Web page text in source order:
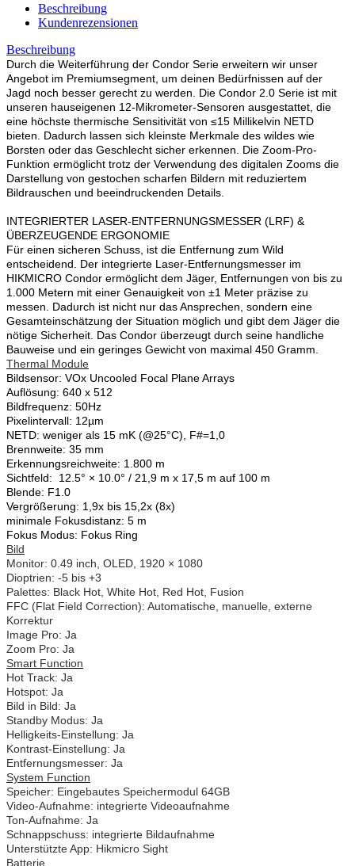
Beschreibung
Kundenrezensionen
Beschreibung
Durch die Weiterführung der Condor Serie erweitern wir unser
Angebot im Premiumsegment, um deinen Bedürfnissen auf der
Jagd noch besser gerecht zu werden. Die Condor 2.0 Serie ist mit
unseren hauseigenen 12-Mikrometer-Sensoren ausgestattet, die
eine höchste thermische Sensitivität von ≤15 Millikelvin NETD
bieten. Dadurch lassen sich kleinste Merkmale des wildes wie
Borsten oder das Geschlecht sicher erkennen. Die Zoom-Pro-
Funktion ermöglicht trotz der Verwendung des digitalen Zooms die
Darstellung von gestochen scharfen Bildern mit reduziertem
Bildrauschen und beeindruckenden Details.
INTEGRIERTER LASER-ENTFERNUNGSMESSER (LRF) &
ÜBERZEUGENDE ERGONOMIE
Für einen sicheren Schuss, ist die Entfernung zum Wild
entscheidend. Der integrierte Laser-Entfernungsmesser im
HIKMICRO Condor ermöglicht dem Jäger, Entfernungen von bis zu
1.000 Metern mit einer Genauigkeit von ±1 Meter präzise zu
messen. Dadurch ist nicht nur das Ansprechen, sondern eine
Gesamteinschätzung der Situation möglich und gibt dem Jäger die
nötige Sicherheit. Das Condor überzeugt durch seine handliche
Bauweise und ein geringes Gewicht von maximal 450 Gramm.
Thermal Module
Bildsensor: VOx Uncooled Focal Plane Arrays
Auflösung: 640 x 512
Bildfrequenz: 50Hz
Pixelintervall: 12µm
NETD: weniger als 15 mK (@25°C), F#=1,0
Brennweite: 35 mm
Erkennungsreichweite: 1.800 m
Sichtfeld: 12.5° × 10.0° / 21,9 m x 17,5 m auf 100 m
Blende: F1.0
Vergrößerung: 1,9x bis 15,2x (8x)
minimale Fokusdistanz: 5 m
Fokus Modus: Fokus Ring
Bild
Monitor: 0.49 inch, OLED, 1920 × 1080
Dioptrien: -5 bis +3
Palettes: Black Hot, White Hot, Red Hot, Fusion
FFC (Flat Field Correction): Automatische, manuelle, externe
Korrektur
Image Pro: Ja
Zoom Pro: Ja
Smart Function
Hot Track: Ja
Hotspot: Ja
Bild in Bild: Ja
Standby Modus: Ja
Helligkeits-Einstellung: Ja
Kontrast-Einstellung: Ja
Entfernungsmesser: Ja
System Function
Speicher: Eingebautes Speichermodul 64GB
Video-Aufnahme: integrierte Videoaufnahme
Ton-Aufnahme: Ja
Schnappschuss: integrierte Bildaufnahme
Unterstützte App: Hikmicro Sight
Batterie